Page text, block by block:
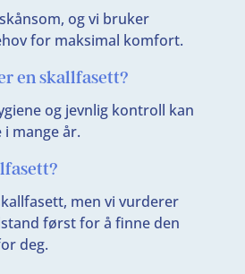
og vi bruker
for maksimal komfort.
en skallfasett?
og jevnlig kontroll kan
mange år.
men vi vurderer
først for å finne den
deg.